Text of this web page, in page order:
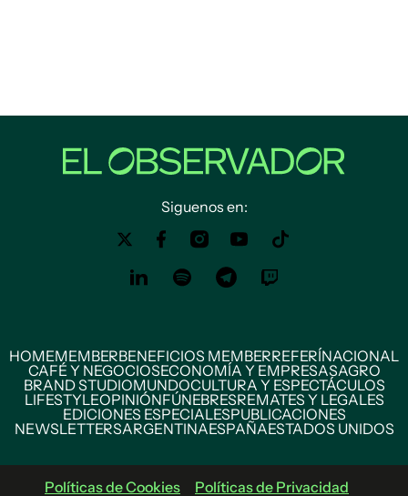
Siguenos en:
HOMEMEMBERBENEFICIOS MEMBERREFERÍNACIONAL
CAFÉ Y NEGOCIOSECONOMÍA Y EMPRESASAGRO
BRAND STUDIOMUNDOCULTURA Y ESPECTÁCULOS
LIFESTYLEOPINIÓNFÚNEBRESREMATES Y LEGALES
EDICIONES ESPECIALESPUBLICACIONES
NEWSLETTERSARGENTINAESPAÑAESTADOS UNIDOS
Políticas de Cookies Políticas de Privacidad